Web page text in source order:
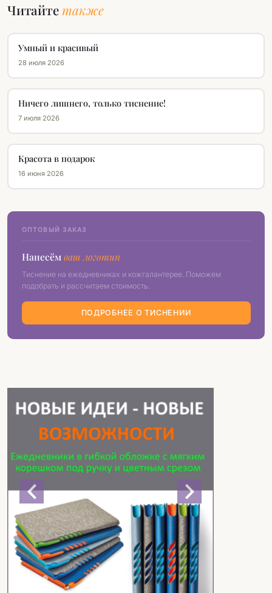
Читайтетакже
Умный и красивый
28 июля 2026
Ничего лишнего, только тиснение!
7 июля 2026
Красота в подарок
16 июня 2026
ОПТОВЫЙ ЗАКАЗ
Нанесёмваш логотип
Тиснение на ежедневниках и кожгалантерее. Поможем
подобрать и рассчитаем стоимость.
ПОДРОБНЕЕ О ТИСНЕНИИ